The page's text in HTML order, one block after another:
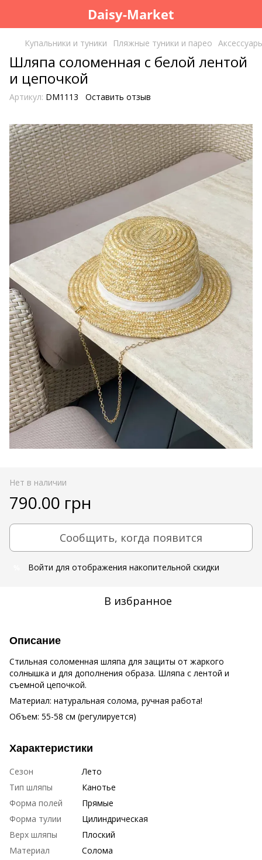
Daisy-Market
Купальники и туники Пляжные туники и парео
Шляпа соломенная с белой лентой
и цепочкой
Артикул: DM1113 Оставить отзыв
Нет в наличии
790.00 грн
Сообщить, когда появится
Войти для отображения накопительной скидки
В избранное
Описание
Стильная соломенная шляпа для защиты от жаркого
солнышка и для дополнения образа. Шляпа с лентой и
съемной цепочкой.
Материал: натуральная солома, ручная работа!
Объем: 55-58 см (регулируется)
Характеристики
Сезон
Лето
Тип шляпы
Канотье
Форма полей
Прямые
Форма тулии
Цилиндрическая
Верх шляпы
Плоский
Материал
Солома